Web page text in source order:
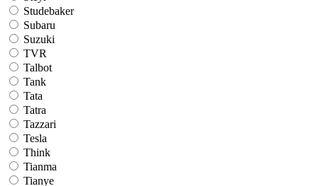
Studebaker
Subaru
Suzuki
TVR
Talbot
Tank
Tata
Tatra
Tazzari
Tesla
Think
Tianma
Tianye